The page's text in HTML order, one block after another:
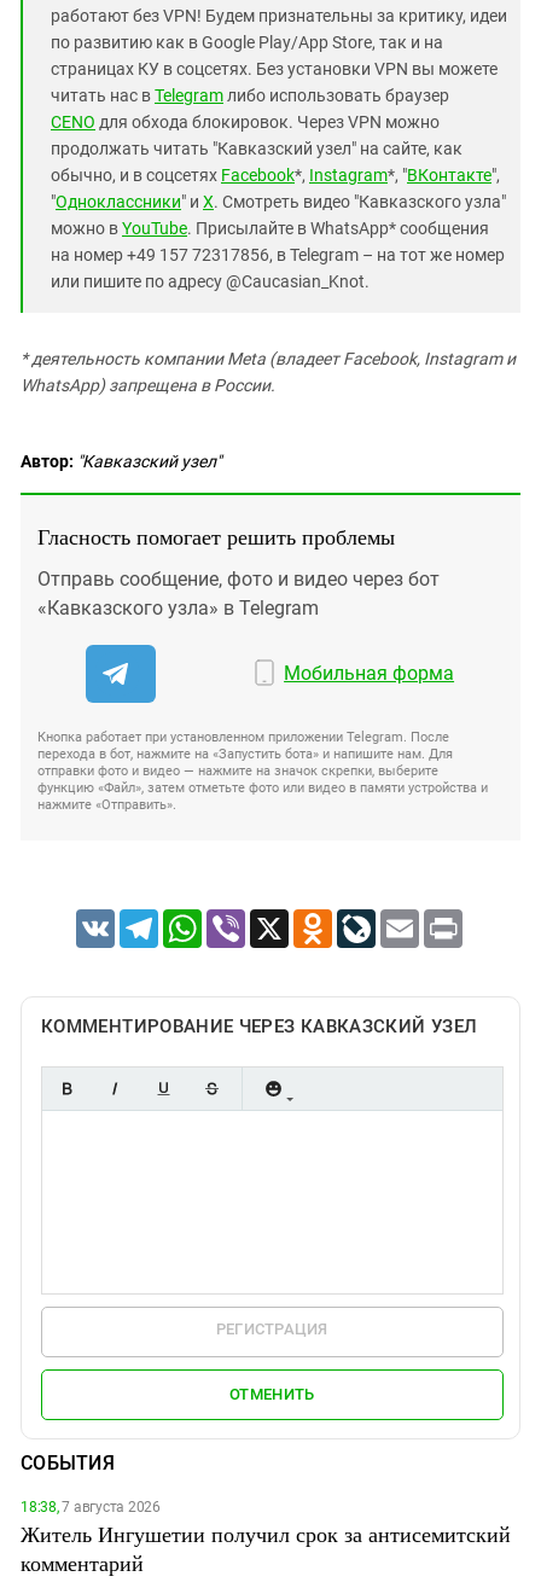
работают без VPN! Будем признательны за критику, идеи
по развитию как в Google Play/App Store, так и на
страницах КУ в соцсетях. Без установки VPN вы можете
читать нас вTelegram либо использовать браузер
CENO для обхода блокировок. Через VPN можно
продолжать читать "Кавказский узел" на сайте, как
обычно, и в соцсетях Facebook*, Instagram*, "ВКонтакте",
"Одноклассники" и X. Смотреть видео "Кавказского узла"
можно вYouTube. Присылайте в WhatsApp* сообщения
на номер +49 157 72317856, в Telegram – на тот же номер
или пишите по адресу @Caucasian_Knot.
* деятельность компании Meta (владеет Facebook, Instagram и
WhatsApp) запрещена в России.
Автор: "Кавказский узел"
Гласность помогает решить проблемы
Отправь сообщение, фото и видео через бот
«Кавказского узла» в Telegram
Мобильная форма
Кнопка работает при установленном приложении Telegram. После
перехода в бот, нажмите на «Запустить бота» и напишите нам. Для
отправки фото и видео — нажмите на значок скрепки, выберите
функцию «Файл», затем отметьте фото или видео в памяти устройства и
нажмите «Отправить».
VK TelegramWhatsApp
Viber X Odnoklassniki
LiveJournal
Email Print
КОММЕНТИРОВАНИЕ ЧЕРЕЗ КАВКАЗСКИЙ УЗЕЛ
РЕГИСТРАЦИЯ
ОТМЕНИТЬ
СОБЫТИЯ
18:38,7 августа 2026
Житель Ингушетии получил срок за антисемитский
комментарий